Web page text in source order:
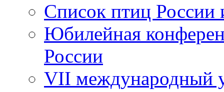
Список птиц России
Юбилейная
России
VII международный